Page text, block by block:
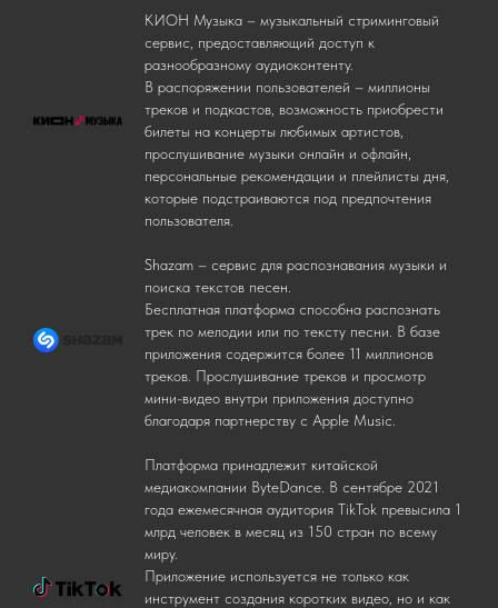
КИОН Музыка – музыкальный стриминговый
сервис, предоставляющий доступ к
разнообразному аудиоконтенту.
В распоряжении пользователей – миллионы
треков и подкастов, возможность приобрести
билеты на концерты любимых артистов,
прослушивание музыки онлайн и офлайн,
персональные рекомендации и плейлисты дня,
которые подстраиваются под предпочтения
пользователя.
Shazam – сервис для распознавания музыки и
поиска текстов песен.
Бесплатная платформа способна распознать
трек по мелодии или по тексту песни. В базе
приложения содержится более 11 миллионов
треков. Прослушивание треков и просмотр
мини-видео внутри приложения доступно
благодаря партнерству с Apple Music.
Платформа принадлежит китайской
медиакомпании ByteDance. В сентябре 2021
года ежемесячная аудитория TikTok превысила 1
млрд человек в месяц из 150 стран по всему
миру.
Приложение используется не только как
инструмент создания коротких видео, но и как